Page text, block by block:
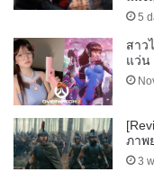
5
สาว
แว่น
ภาพ
3